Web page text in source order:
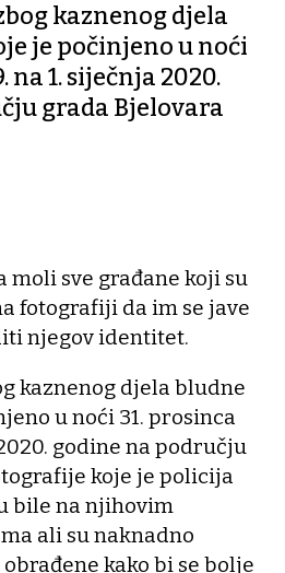
kaznenog djela
je počinjeno u noći
na 1. siječnja 2020.
grada Bjelovara
moli sve građane koji su
fotografiji da im se jave
njegov identitet.
kaznenog djela bludne
u noći 31. prosinca
godine na području
koje je policija
bile na njihovim
ali su naknadno
kako bi se bolje